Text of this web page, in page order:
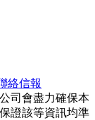
絡信報
司會盡力確保本
證該等資訊均準